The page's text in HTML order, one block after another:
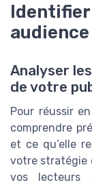
Identifier
audience
Analyser
de votre
Pour réussir
comprendre
et ce qu’elle
votre stratégie
vos lecteurs